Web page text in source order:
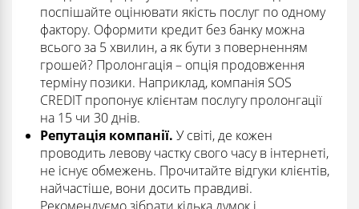
поспішайте оцінювати якість послуг по одному
фактору. Оформити кредит без банку можна
всього за 5 хвилин, а як бути з поверненням
грошей? Пролонгація – опція продовження
терміну позики. Наприклад, компанія SOS
CREDIT пропонує клієнтам послугу пролонгації
на 15 чи 30 днів.
Репутація компанії. У світі, де кожен
проводить левову частку свого часу в інтернеті,
не існує обмежень. Прочитайте відгуки клієнтів,
найчастіше, вони досить правдиві.